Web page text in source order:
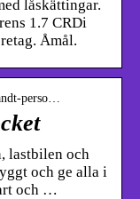
låskättingar.
1.7 CRDi
Åmål.
perso…
lastbilen och
och ge alla i
och …